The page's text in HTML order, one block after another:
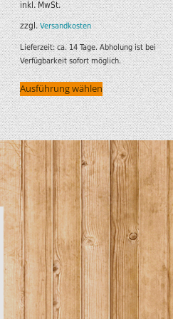
inkl. MwSt.
zzgl.Versandkosten
Lieferzeit:ca. 14 Tage. Abholung ist bei
Verfügbarkeit sofort möglich.
Ausführung wählen